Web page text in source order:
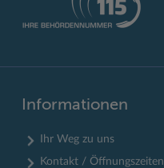
Informationen
Ihr Weg zu uns
Kontakt / Öffnungszeiten